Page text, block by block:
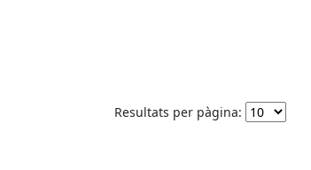
Resultats per pàgina: